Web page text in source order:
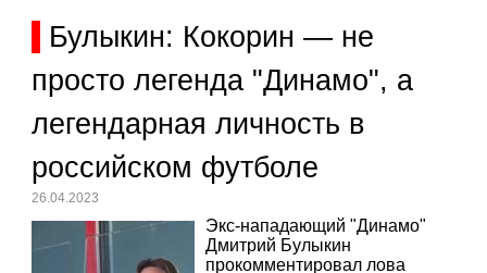
Булыкин: Кокорин — не
просто легенда "Динамо", а
легендарная личность в
российском футболе
26.04.2023
Экс-нападающий "Динамо"
Дмитрий Булыкин
прокомментировал лова